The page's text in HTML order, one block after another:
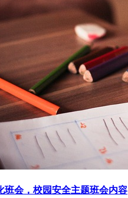
班会，校园安全主题班会内容